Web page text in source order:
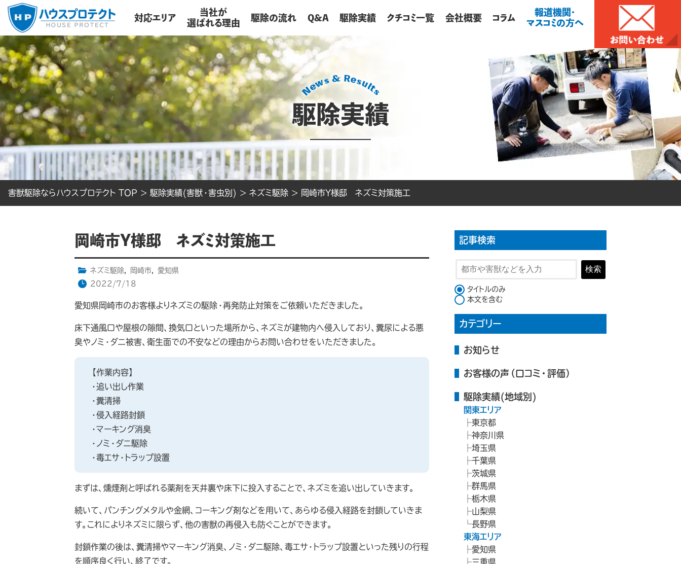
対応エリア
当社が
選ばれる理由
駆除の流れ Q&A 駆除実績 クチコミ一覧 会社概要 コラム
報道機関・
マスコミの方へ
駆除実績
害獣駆除ならハウスプロテクト TOP > 駆除実績(害獣・害虫別) > ネズミ駆除 > 岡崎市Y様邸 ネズミ対策施工
岡崎市Y様邸 ネズミ対策施工
ネズミ駆除, 岡崎市,
愛知県
2022/7/18
愛知県岡崎市のお客様よりネズミの駆除・再発防止対策をご依頼いただきました。
床下通風口や屋根の隙間、換気口といった場所から、ネズミが建物内へ侵入しており、糞尿による悪
臭やノミ・ダニ被害、衛生面での不安などの理由からお問い合わせをいただきました。
【作業内容】
・追い出し作業
・糞清掃
・侵入経路封鎖
・マーキング消臭
・ノミ・ダニ駆除
・毒エサ・トラップ設置
まずは、燻煙剤と呼ばれる薬剤を天井裏や床下に投入することで、ネズミを追い出していきます。
続いて、パンチングメタルや金網、コーキング剤などを用いて、あらゆる侵入経路を封鎖していきま
す。これによりネズミに限らず、他の害獣の再侵入も防ぐことができます。
封鎖作業の後は、糞清掃やマーキング消臭、ノミ・ダニ駆除、毒エサ・トラップ設置といった残りの行程
を順序良く行い、終了です。
記事検索
検索
検索対象
タイトルのみ
本文を含む
カテゴリー
お知らせ
お客様の声（口コミ・評価）
駆除実績(地域別)
関東エリア
東京都
神奈川県
埼玉県
千葉県
茨城県
群馬県
栃木県
山梨県
長野県
東海エリア
愛知県
三重県